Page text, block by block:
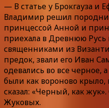
— В статье у Брокгауза и
Владимир решил
принцессой Анной и
приехала в Древнюю Русь
священниками из
предок, звали его Иван
одевались во все черное,
были как вороново
сказал: «Черный, как
Жуковых.